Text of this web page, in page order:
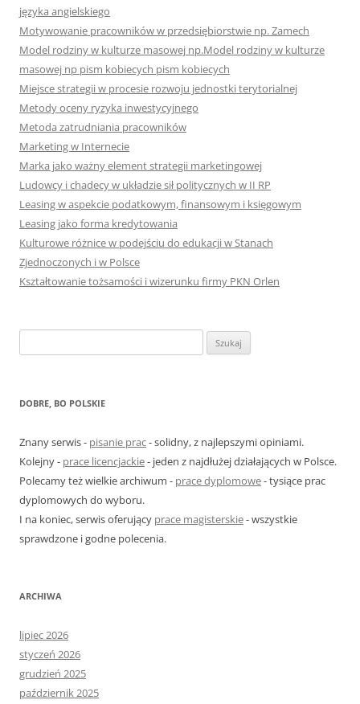
języka angielskiego
Motywowanie pracowników w przedsiębiorstwie np. Zamech
Model rodziny w kulturze masowej np.Model rodziny w kulturze
masowej np pism kobiecych pism kobiecych
Miejsce strategii w procesie rozwoju jednostki terytorialnej
Metody oceny ryzyka inwestycyjnego
Metoda zatrudniania pracowników
Marketing w Internecie
Marka jako ważny element strategii marketingowej
Ludowcy i chadecy w układzie sił politycznych w II RP
Leasing w aspekcie podatkowym, finansowym i księgowym
Leasing jako forma kredytowania
Kulturowe różnice w podejściu do edukacji w Stanach
Zjednoczonych i w Polsce
Kształtowanie tożsamości i wizerunku firmy PKN Orlen
z
DOBRE, BO POLSKIE
Znany serwis - pisanie prac- solidny, z najlepszymi opiniami.
Kolejny - prace licencjackie- jeden z najdłużej działających w Polsce.
Polecamy też wielkie archiwum - prace dyplomowe- tysiące prac
dyplomowych do wyboru.
I na koniec, serwis oferujący prace magisterskie- wszystkie
sprawdzone i godne polecenia.
ARCHIWA
lipiec 2026
styczeń 2026
grudzień 2025
październik 2025